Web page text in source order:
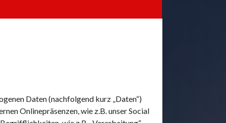
Daten (nachfolgend kurz „Daten“)
Onlinepräsenzen, wie z.B. unser Social